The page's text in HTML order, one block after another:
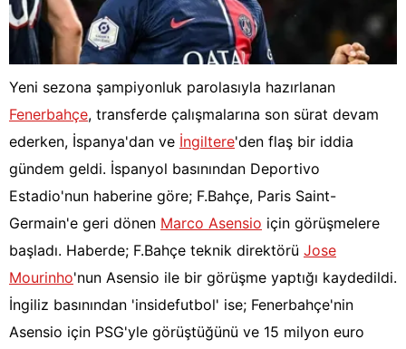
Yeni sezona şampiyonluk parolasıyla hazırlanan
Fenerbahçe, transferde çalışmalarına son sürat devam
ederken, İspanya'dan ve İngiltere'den flaş bir iddia
gündem geldi. İspanyol basınından Deportivo
Estadio'nun haberine göre; F.Bahçe, Paris Saint-
Germain'e geri dönen Marco Asensio için görüşmelere
başladı. Haberde; F.Bahçe teknik direktörü Jose
Mourinho'nun Asensio ile bir görüşme yaptığı kaydedildi.
İngiliz basınından 'insidefutbol' ise; Fenerbahçe'nin
Asensio için PSG'yle görüştüğünü ve 15 milyon euro